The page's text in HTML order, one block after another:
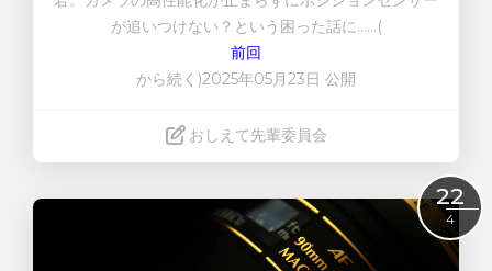
が追いつけない？という困った話に……(
前回
から続く)2025年05月23日 公開
おしえて先輩委員会
22
4